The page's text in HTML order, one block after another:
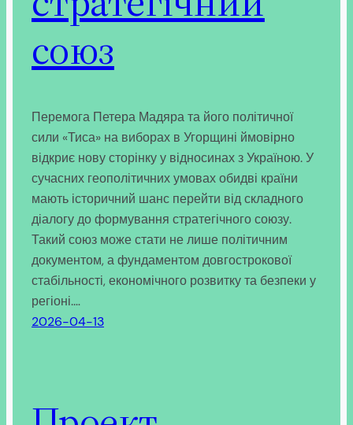
союз
Перемога Петера Мадяра та його політичної
сили «Тиса» на виборах в Угорщині ймовірно
відкриє нову сторінку у відносинах з Україною. У
сучасних геополітичних умовах обидві країни
мають історичний шанс перейти від складного
діалогу до формування стратегічного союзу.
Такий союз може стати не лише політичним
документом, а фундаментом довгострокової
стабільності, економічного розвитку та безпеки у
регіоні.…
2026-04-13